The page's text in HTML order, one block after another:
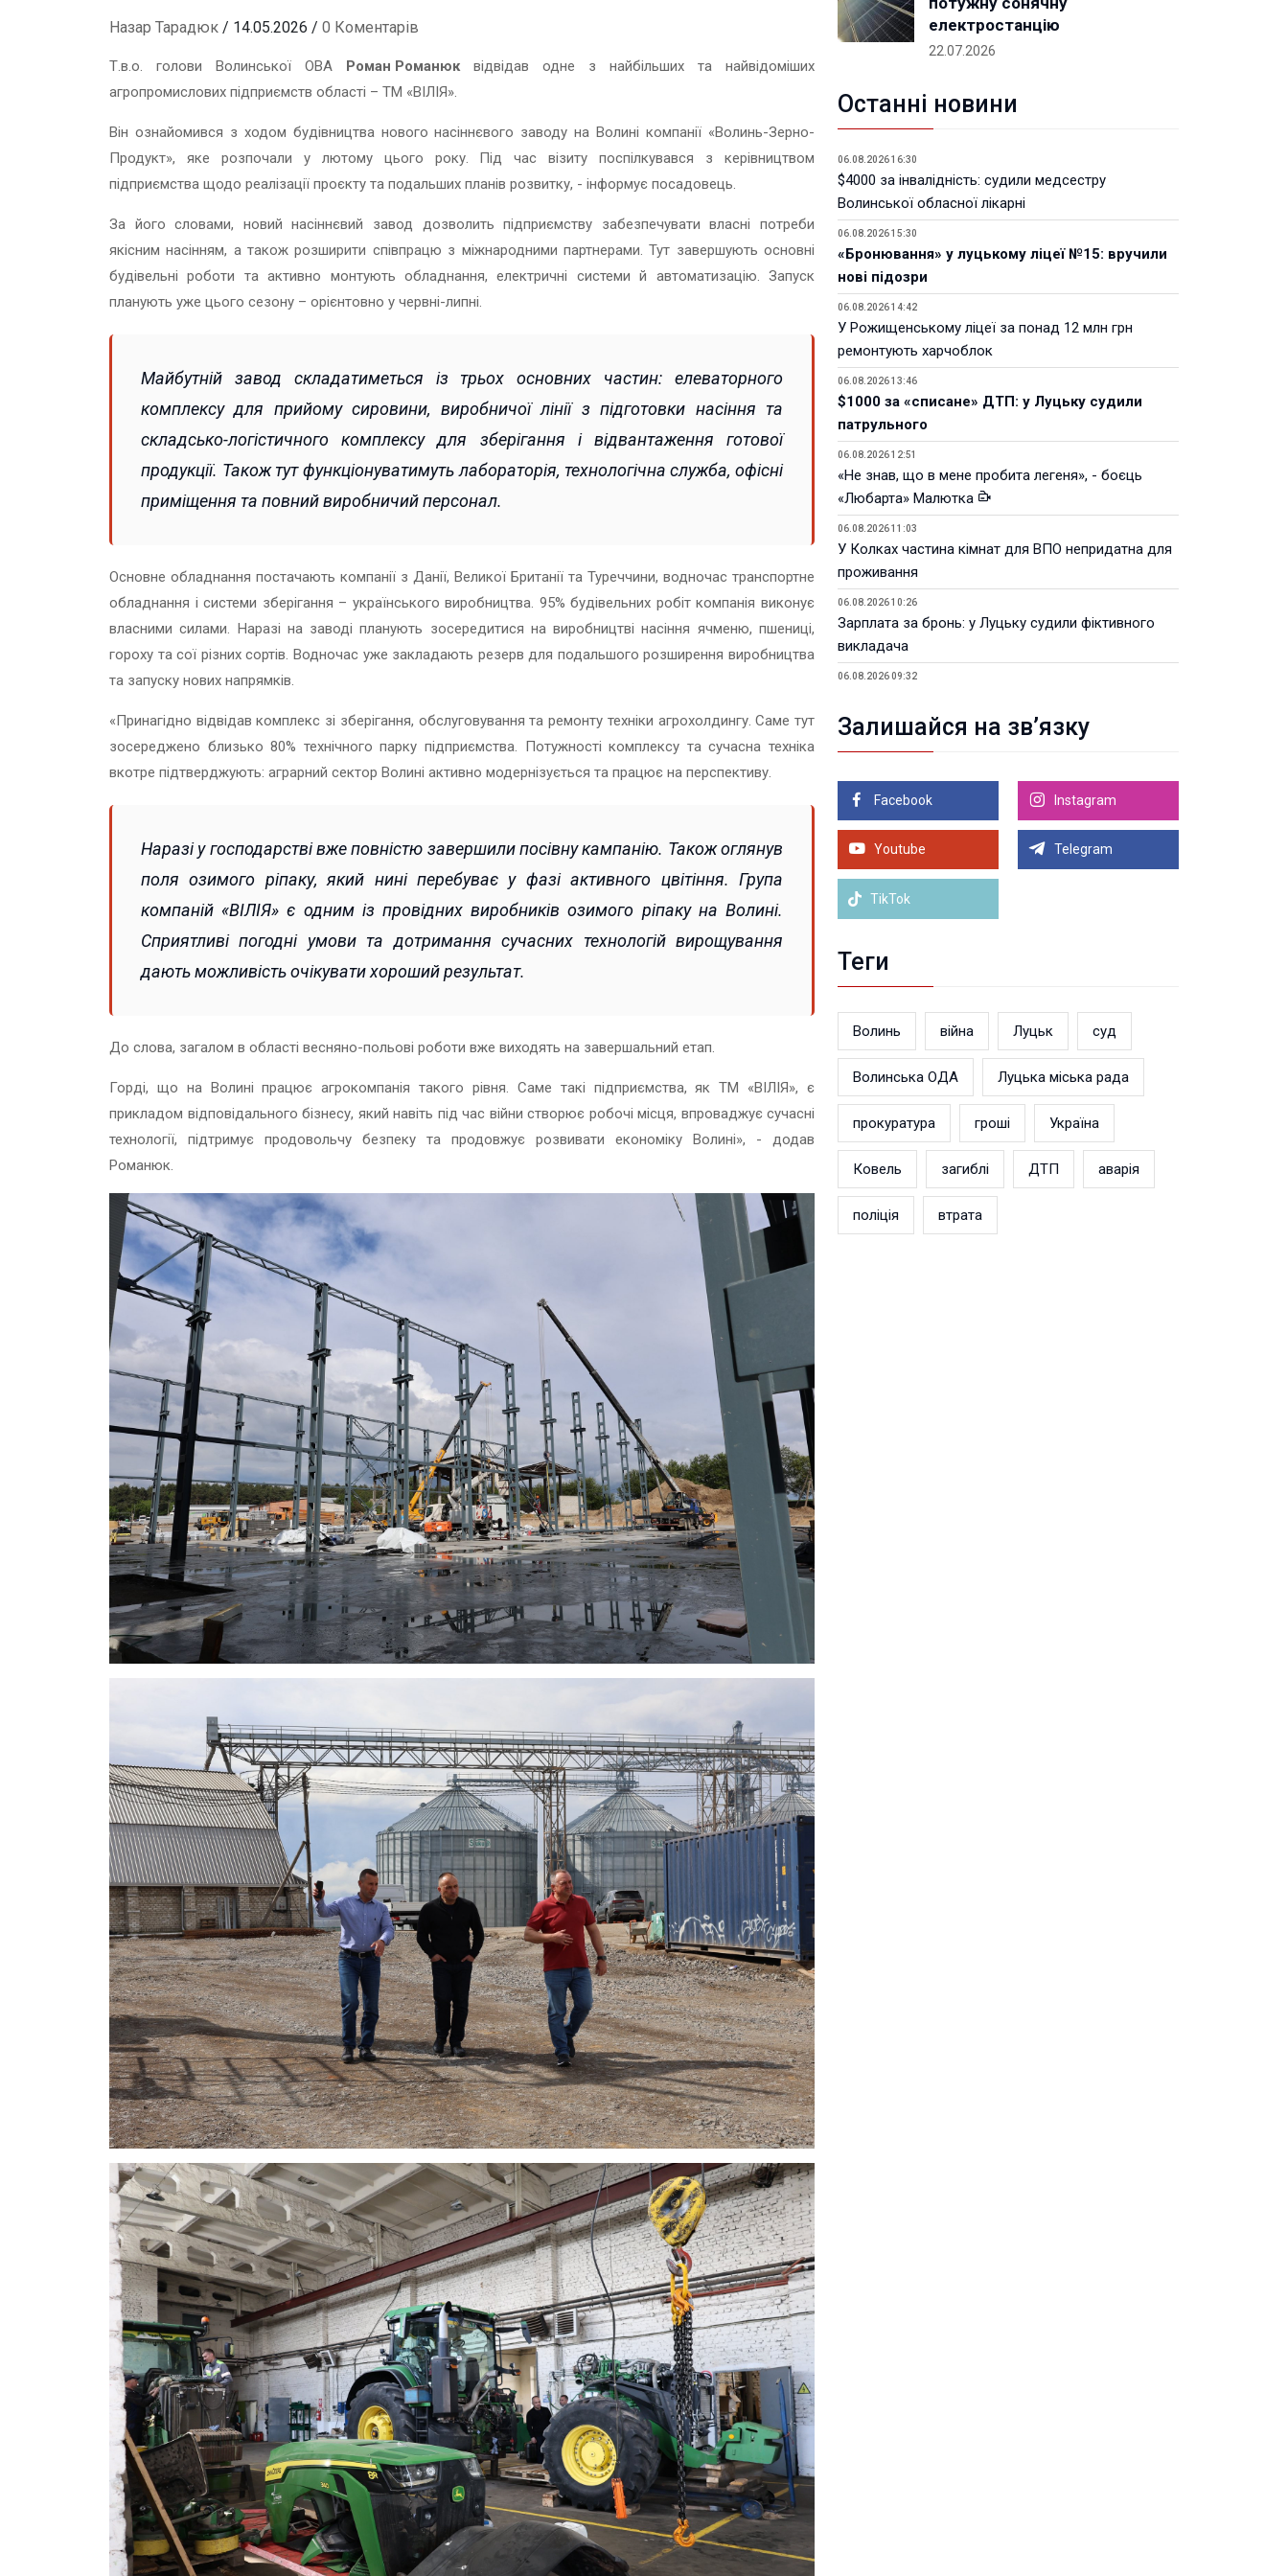
Назар Тарадюк / 14.05.2026 / 0 Коментарів
Т.в.о. голови Волинської ОВА Роман Романюквідвідав одне з найбільших та найвідоміших
агропромислових підприємств області – ТМ «ВІЛІЯ».
Він ознайомився з ходом будівництва нового насіннєвого заводу на Волині компанії «Волинь-Зерно-
Продукт», яке розпочали у лютому цього року. Під час візиту поспілкувався з керівництвом
підприємства щодо реалізації проєкту та подальших планів розвитку, - інформує посадовець.
За його словами, новий насіннєвий завод дозволить підприємству забезпечувати власні потреби
якісним насінням, а також розширити співпрацю з міжнародними партнерами. Тут завершують основні
будівельні роботи та активно монтують обладнання, електричні системи й автоматизацію. Запуск
планують уже цього сезону – орієнтовно у червні-липні.
Майбутній завод складатиметься із трьох основних частин: елеваторного
комплексу для прийому сировини, виробничої лінії з підготовки насіння та
складсько-логістичного комплексу для зберігання і відвантаження готової
продукції. Також тут функціонуватимуть лабораторія, технологічна служба, офісні
приміщення та повний виробничий персонал.
Основне обладнання постачають компанії з Данії, Великої Британії та Туреччини, водночас транспортне
обладнання і системи зберігання – українського виробництва. 95% будівельних робіт компанія виконує
власними силами. Наразі на заводі планують зосередитися на виробництві насіння ячменю, пшениці,
гороху та сої різних сортів. Водночас уже закладають резерв для подальшого розширення виробництва
та запуску нових напрямків.
«Принагідно відвідав комплекс зі зберігання, обслуговування та ремонту техніки агрохолдингу. Саме тут
зосереджено близько 80% технічного парку підприємства. Потужності комплексу та сучасна техніка
вкотре підтверджують: аграрний сектор Волині активно модернізується та працює на перспективу.
Наразі у господарстві вже повністю завершили посівну кампанію. Також оглянув
поля озимого ріпаку, який нині перебуває у фазі активного цвітіння. Група
компаній «ВІЛІЯ» є одним із провідних виробників озимого ріпаку на Волині.
Сприятливі погодні умови та дотримання сучасних технологій вирощування
дають можливість очікувати хороший результат.
До слова, загалом в області весняно-польові роботи вже виходять на завершальний етап.
Горді, що на Волині працює агрокомпанія такого рівня. Саме такі підприємства, як ТМ «ВІЛІЯ», є
прикладом відповідального бізнесу, який навіть під час війни створює робочі місця, впроваджує сучасні
технології, підтримує продовольчу безпеку та продовжує розвивати економіку Волині», - додав
Романюк.
електростанцію
22.07.2026
Останні новини
06.08.2026 16:30
$4000 за інвалідність: судили медсестру
Волинської обласної лікарні
06.08.2026 15:30
«Бронювання» у луцькому ліцеї №15: вручили
нові підозри
06.08.2026 14:42
У Рожищенському ліцеї за понад 12 млн грн
ремонтують харчоблок
06.08.2026 13:46
$1000 за «списане» ДТП: у Луцьку судили
патрульного
06.08.2026 12:51
«Не знав, що в мене пробита легеня», - боєць
«Любарта» Малютка
06.08.2026 11:03
У Колках частина кімнат для ВПО непридатна для
проживання
06.08.2026 10:26
Зарплата за бронь: у Луцьку судили фіктивного
викладача
06.08.2026 09:32
05.08.2026 21:18
Порівняння телеоб'єктивів Sigma Sports та Sony G-
05.08.2026 21:00
У Луцьку на 99,9% готовий новий Державний
ветеранський простір. ВІДЕО
Більше новин
Залишайся на зв’язку
Facebook Instagram
Youtube Telegram
TikTok
Теги
Волинь війна Луцьк суд
Волинська ОДА Луцька міська рада
прокуратура гроші Україна
Ковель загиблі ДТП аварія
поліція втрата